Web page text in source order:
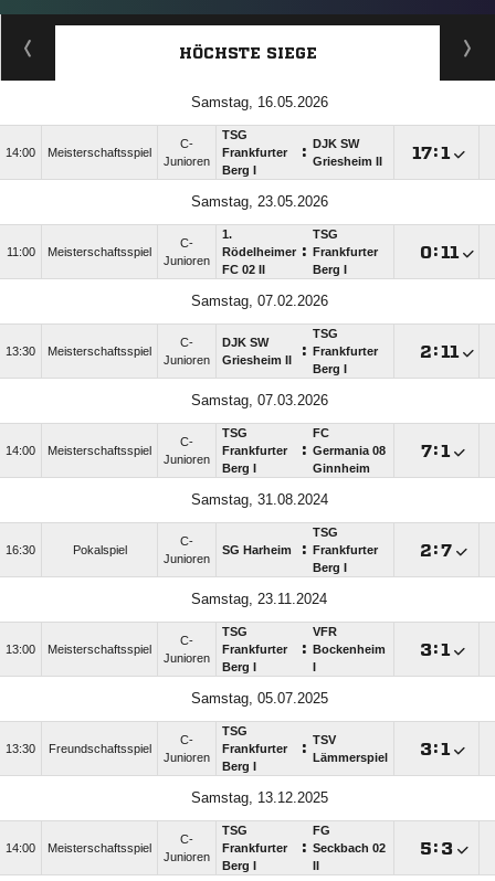
HÖCHSTE SIEGE
Samstag, 16.05.2026
14:00 Meisterschaftsspiel
C-
Junioren
TSG
Frankfurter
Berg I
:
DJK SW
Griesheim II
:
Samstag, 23.05.2026
11:00 Meisterschaftsspiel
C-
Junioren
1.
Rödelheimer
FC 02 II
:
TSG
Frankfurter
Berg I
:
Samstag, 07.02.2026
13:30 Meisterschaftsspiel
C-
Junioren
DJK SW
Griesheim II
:
TSG
Frankfurter
Berg I
:
Samstag, 07.03.2026
14:00 Meisterschaftsspiel
C-
Junioren
TSG
Frankfurter
Berg I
:
FC
Germania 08
Ginnheim
:
Samstag, 31.08.2024
16:30 Pokalspiel
C-
Junioren
SG Harheim :
TSG
Frankfurter
Berg I
:
Samstag, 23.11.2024
13:00 Meisterschaftsspiel
C-
Junioren
TSG
Frankfurter
Berg I
:
VFR
Bockenheim
:
Samstag, 05.07.2025
13:30 Freundschaftsspiel
C-
Junioren
TSG
Frankfurter
Berg I
: TSV
Lämmerspiel
:
Samstag, 13.12.2025
14:00 Meisterschaftsspiel
C-
Junioren
TSG
Frankfurter
Berg I
:
FG
Seckbach 02
: 